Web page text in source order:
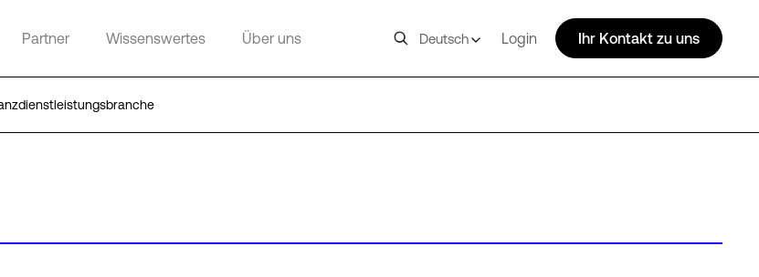
Partner Wissenswertes Über uns Deutsch Login Ihr Kontakt zu uns